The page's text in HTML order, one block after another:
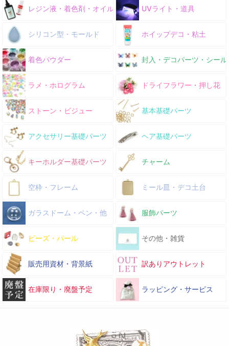
レジン液・着色剤・オイル UVライト・道具
シリコン型・モールド ホイップデコ・粘土
着色パウダー 封入・デコパーツ・シール
ラメ・ホログラム ドライフラワー・押し花
ストーン・ビジュー 基本基礎パーツ
アクセサリー基礎パーツ ヘア基礎パーツ
キーホルダー基礎パーツ チャーム
空枠・フレーム ミール皿・デコ土台
ガラスドーム・ペン・他 服飾パーツ
ビーズ・パール その他・雑貨
販売用資材・背景紙 訳ありアウトレット
在庫限り・廃盤予定 ラッピング・サービス